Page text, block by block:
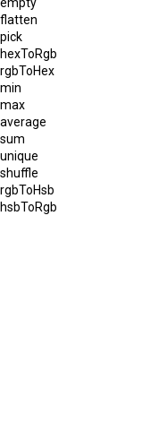
flatten
pick
hexToRgb
rgbToHex
min
max
average
sum
unique
shuffle
rgbToHsb
hsbToRgb